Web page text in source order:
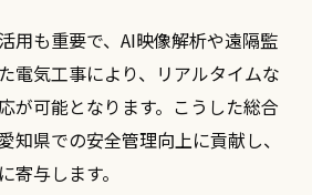
用も重要で、AI映像解析や遠隔監
電気工事により、リアルタイムな
が可能となります。こうした総合
知県での安全管理向上に貢献し、
寄与します。